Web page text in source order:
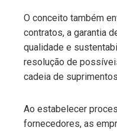
O conceito também
contratos, a garantia
qualidade e
resolução de
cadeia de
Ao estabelecer
fornecedores, as